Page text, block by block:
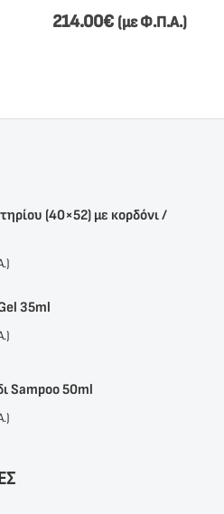
214.00€ (με Φ.Π.Α.)
(40×52) με κορδόνι /
35ml
Sampoo 50ml